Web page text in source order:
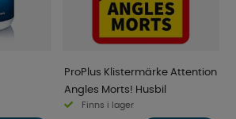
ProPlus Klistermärke Attention
Angles Morts! Husbil
Finns i lager